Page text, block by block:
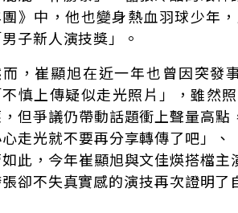
》中，他也變身熱血羽球少年
子新人演技獎」。
，崔顯旭在近一年也曾因突發
慎上傳疑似走光照片」，雖然
但爭議仍帶動話題衝上聲量高
走光就不要再分享轉傳了吧」
此，今年崔顯旭與文佳煐搭檔
卻不失真實感的演技再次證明了